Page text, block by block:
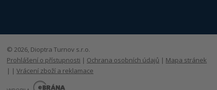
© 2026, Dioptra Turnov s.r.o.
Prohlášení o přístupnosti | Ochrana osobních údajů | Mapa stránek
| |Vrácení zboží a reklamace